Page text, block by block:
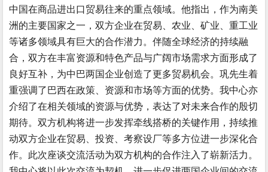
中国在商品进出口贸易往来的重点领域。他指出，作为南美
洲的主要国家之一，双方企业在贸易、农业、矿业、重工业
等诸多领域具有巨大的合作潜力。伴随全球经济的持续融
合，双方在丰富资源和特色产品与广阔市场需求方面形成了
良好互补，为中巴两国企业创造了更多贸易机会。巩先生着
重强调了巴西在政策、资源和市场等方面的优势。我中心亦
介绍了在相关领域的资源与优势，表达了对未来合作的殷切
期待。双方机构将进一步发挥牵线搭桥的关键作用，持续推
动双方企业在贸易、投资、考察设厂等多方位进一步深化合
作。此次座谈交流活动为双方机构的合作注入了崭新活力。